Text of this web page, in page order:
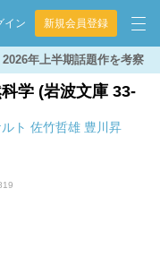
イン 新規会員登録
年上半期話題作を考察
学 (岩波文庫 33-
ト 佐竹哲雄 豊川昇